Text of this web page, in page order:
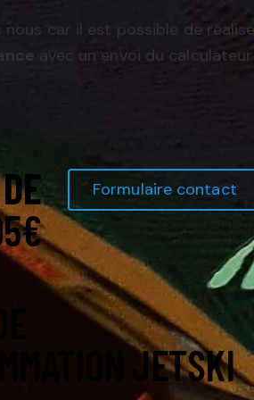
car il est possible de
avec un envoi du calculateur
Formulaire contact
JETSKI